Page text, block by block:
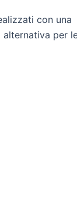
con una
per